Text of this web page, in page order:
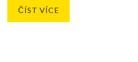
pohodlnější zotavení.
ČÍST VÍCE